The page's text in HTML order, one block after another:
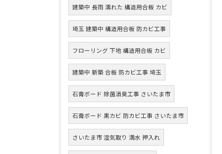
建築中 長雨 濡れた 構造用合板 カビ
埼玉 建築中 構造用合板 防カビ工事
フローリング 下地 構造用合板 カビ
建築中 新築 合板 防カビ工事 埼玉
石膏ボード 除菌消臭工事 さいたま市
石膏ボード 黒カビ 防カビ工事 さいたま市
さいたま市 湿気取り 満水 押入れ